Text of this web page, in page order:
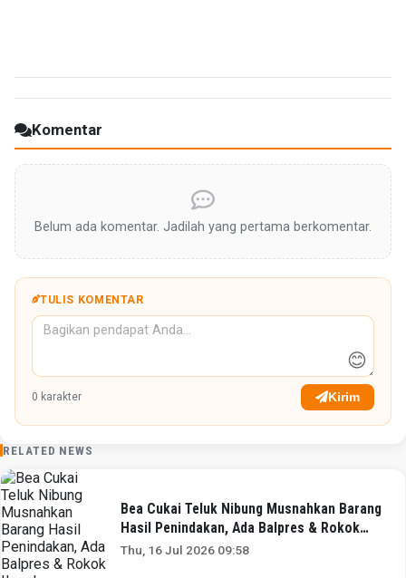
Komentar
Belum ada komentar. Jadilah yang pertama berkomentar.
TULIS KOMENTAR
😊
0 karakter Kirim
RELATED NEWS
Bea Cukai Teluk Nibung Musnahkan Barang
Hasil Penindakan, Ada Balpres & Rokok
Ilegal
Thu, 16 Jul 2026 09:58